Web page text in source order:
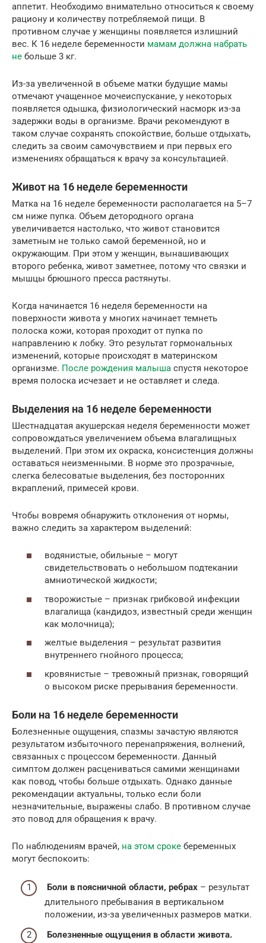
аппетит. Необходимо внимательно относиться к своему
рациону и количеству потребляемой пищи. В
противном случае у женщины появляется излишний
вес. К 16 неделе беременности мамам должна набрать
не больше 3 кг.
Из-за увеличенной в объеме матки будущие мамы
отмечают учащенное мочеиспускание, у некоторых
появляется одышка, физиологический насморк из-за
задержки воды в организме. Врачи рекомендуют в
таком случае сохранять спокойствие, больше отдыхать,
следить за своим самочувствием и при первых его
изменениях обращаться к врачу за консультацией.
Живот на 16 неделе беременности
Матка на 16 неделе беременности располагается на 5–7
см ниже пупка. Объем детородного органа
увеличивается настолько, что живот становится
заметным не только самой беременной, но и
окружающим. При этом у женщин, вынашивающих
второго ребенка, живот заметнее, потому что связки и
мышцы брюшного пресса растянуты.
Когда начинается 16 неделя беременности на
поверхности живота у многих начинает темнеть
полоска кожи, которая проходит от пупка по
направлению к лобку. Это результат гормональных
изменений, которые происходят в материнском
организме. После рождения малыша спустя некоторое
время полоска исчезает и не оставляет и следа.
Выделения на 16 неделе беременности
Шестнадцатая акушерская неделя беременности может
сопровождаться увеличением объема влагалищных
выделений. При этом их окраска, консистенция должны
оставаться неизменными. В норме это прозрачные,
слегка белесоватые выделения, без посторонних
вкраплений, примесей крови.
Чтобы вовремя обнаружить отклонения от нормы,
важно следить за характером выделений:
водянистые, обильные – могут
свидетельствовать о небольшом подтекании
амниотической жидкости;
творожистые – признак грибковой инфекции
влагалища (кандидоз, известный среди женщин
как молочница);
желтые выделения – результат развития
внутреннего гнойного процесса;
кровянистые – тревожный признак, говорящий
о высоком риске прерывания беременности.
Боли на 16 неделе беременности
Болезненные ощущения, спазмы зачастую являются
результатом избыточного перенапряжения, волнений,
связанных с процессом беременности. Данный
симптом должен расцениваться самими женщинами
как повод, чтобы больше отдыхать. Однако данные
рекомендации актуальны, только если боли
незначительные, выражены слабо. В противном случае
это повод для обращения к врачу.
По наблюдениям врачей, на этом сроке беременных
могут беспокоить:
Боли в поясничной области, ребрах – результат
длительного пребывания в вертикальном
положении, из-за увеличенных размеров матки.
Болезненные ощущения в области живота.